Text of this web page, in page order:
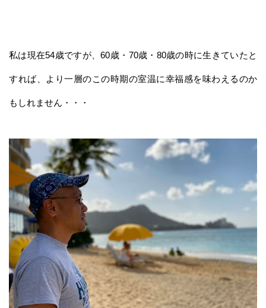
私は現在54歳ですが、60歳・70歳・80歳の時に生きていたと
すれば、より一層のこの時期の室温に幸福感を味わえるのか
もしれません・・・